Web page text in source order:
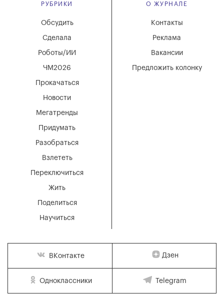
РУБРИКИ
Мегатренды
Придумать
Разобраться
Взлететь
Новости
Переключиться
Жить
Поделиться
Научиться
Обсудить
Сделала
Роботы/ИИ
ЧМ2026
Прокачаться
О ЖУРНАЛЕ
Вакансии
Реклама
Контакты
Предложить колонку
ВКонтакте Дзен
Одноклассники Telegram